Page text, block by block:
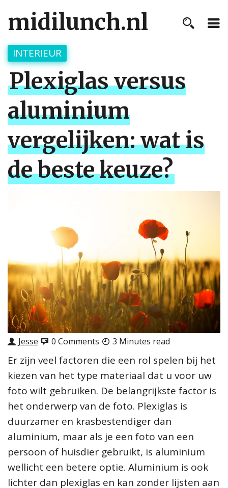
midilunch.nl
INTERIEUR
Plexiglas versus
aluminium
vergelijken: wat is
de beste keuze?
Jesse 0 Comments 3 Minutes read
Er zijn veel factoren die een rol spelen bij het
kiezen van het type materiaal dat u voor uw
foto wilt gebruiken. De belangrijkste factor is
het onderwerp van de foto. Plexiglas is
duurzamer en krasbestendiger dan
aluminium, maar als je een foto van een
persoon of huisdier gebruikt, is aluminium
wellicht een betere optie. Aluminium is ook
lichter dan plexiglas en kan zonder lijsten aan